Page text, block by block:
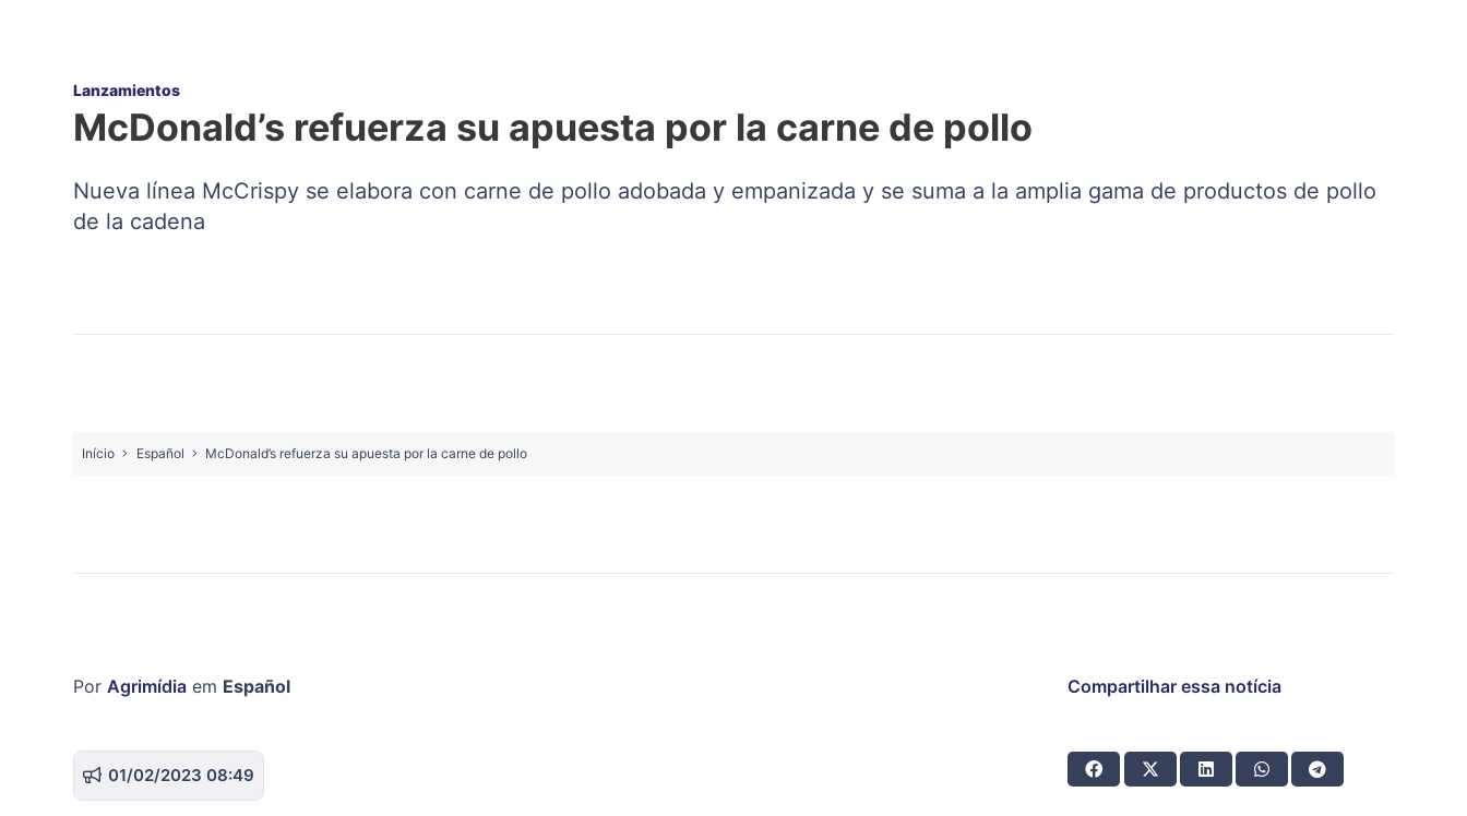
Lanzamientos
McDonald’s refuerza su apuesta por la carne de pollo
Nueva línea McCrispy se elabora con carne de pollo adobada y empanizada y se suma a la amplia gama de productos de pollo
de la cadena
Início Español McDonald’s refuerza su apuesta por la carne de pollo
Por Agrimídia em Español
01/02/2023 08:49
Compartilhar essa notícia